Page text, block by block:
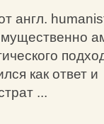
англ.
как ответ и
...